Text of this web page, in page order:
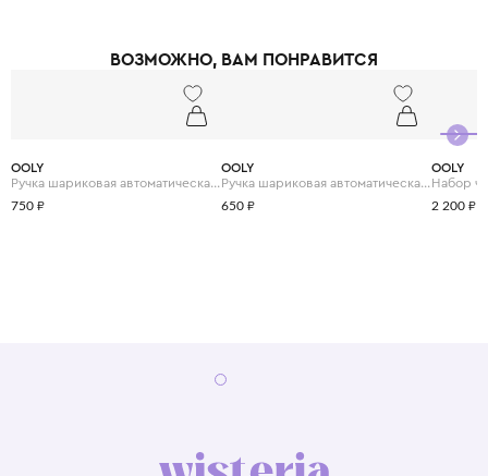
своему ребёнку возможность творить без границ, развивая
ВОЗМОЖНО, ВАМ ПОНРАВИТСЯ
OOLY
Ручка шариковая автоматическая с 6 цветами "Лама"
750 ₽
OOLY
Ручка шариковая автоматическая с 6 цветами "Комиксы"
650 ₽
OOLY
2 200 ₽